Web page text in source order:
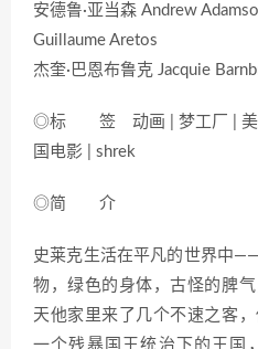
安德鲁·亚当森 Andrew
Guillaume Aretos
杰奎·巴恩布鲁克 Jacquie
◎标 签 动画 | 梦工厂 | 美
国电影 | shrek
◎简 介
史莱克生活在平凡的世界中
物，绿色的身体，古怪的脾
天他家里来了几个不速之客
一个残暴国王统治下的王国